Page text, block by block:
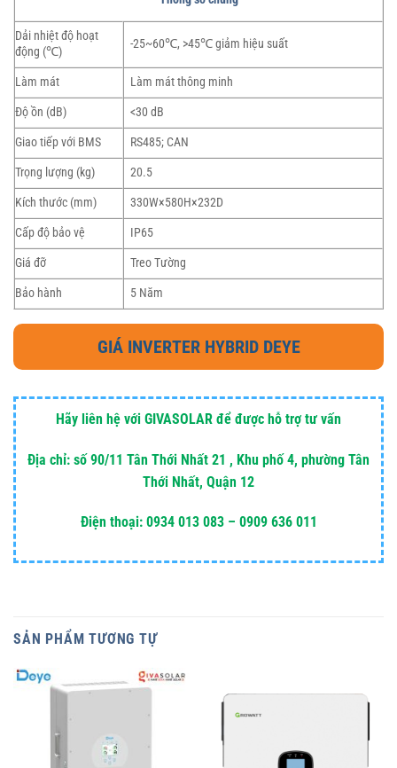
Dải nhiệt độ hoạt
động (℃)
-25~60℃, >45℃ giảm hiệu suất
Làm mát
Làm mát thông minh
Độ ồn (dB)
<30 dB
Giao tiếp với BMS
RS485; CAN
Trọng lượng (kg)
20.5
Kích thước (mm)
330W×580H×232D
Cấp độ bảo vệ
IP65
Giá đỡ
Treo Tường
Bảo hành
5 Năm
GIÁ INVERTER HYBRID DEYE
Hãy liên hệ với GIVASOLAR để được hỗ trợ tư vấn
Địa chỉ: số 90/11 Tân Thới Nhất 21 , Khu phố 4, phường Tân
Thới Nhất, Quận 12
Điện thoại: 0934 013 083 – 0909 636 011
SẢN PHẨM TƯƠNG TỰ